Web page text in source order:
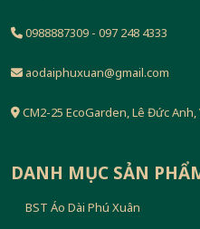
0988887309 - 097 248 4333
aodaiphuxuan@gmail.com
CM2-25 EcoGarden, Lê Đức Anh,
DANH MỤC SẢN
BST Áo Dài Phú Xuân